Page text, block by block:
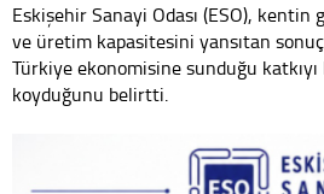
Eskişehir Sanayi Odası (ESO), kentin
ve üretim kapasitesini yansıtan
Türkiye ekonomisine sunduğu
koyduğunu belirtti.